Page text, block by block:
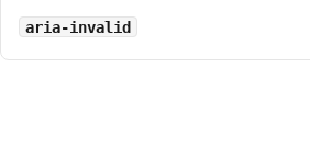
aria-invalid